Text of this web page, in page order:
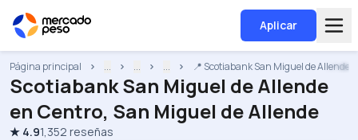
Aplicar
Página principal ... ... ... 📍 Scotiabank San Miguel de Allende
Scotiabank San Miguel de Allende
en Centro, San Miguel de Allende
★ 4.91,352 reseñas